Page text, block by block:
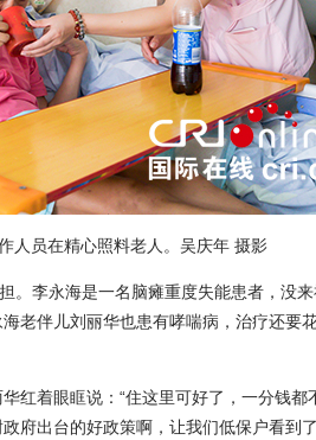
员在精心照料老人。吴庆年 摄影
李永海是一名脑瘫重度失能患者，没来
老伴儿刘丽华也患有哮喘病，治疗还要
着眼眶说：“住这里可好了，一分钱都
府出台的好政策啊，让我们低保户看到